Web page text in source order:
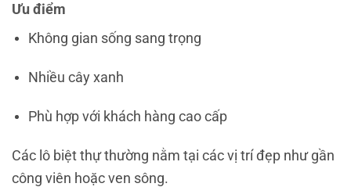
Ưu điểm
Không gian sống sang trọng
Nhiều cây xanh
Phù hợp với khách hàng cao cấp
Các lô biệt thự thường nằm tại các vị trí đẹp như gần
công viên hoặc ven sông.